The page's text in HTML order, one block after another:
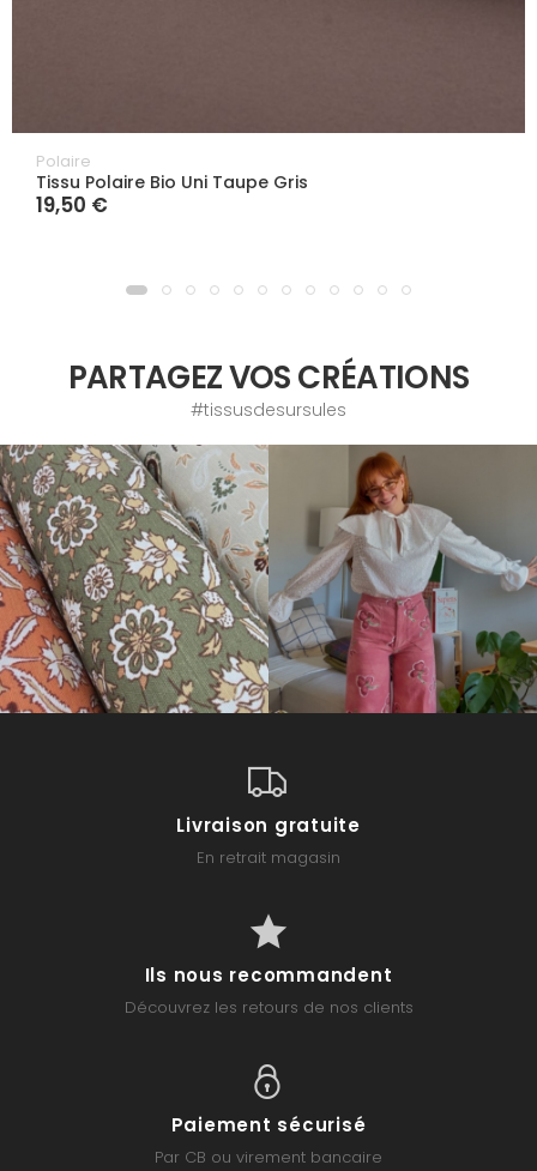
Polaire
Tissu Polaire Bio Uni Taupe Gris
19,50 €
PARTAGEZ VOS CRÉATIONS
#tissusdesursules
Livraison gratuite
En retrait magasin
Ils nous recommandent
Découvrez les retours de nos clients
Paiement sécurisé
Par CB ou virement bancaire